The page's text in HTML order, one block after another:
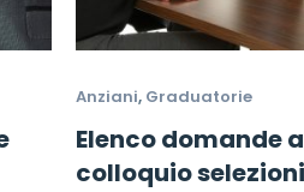
Anziani, Graduatorie
Elenco domande
colloquio